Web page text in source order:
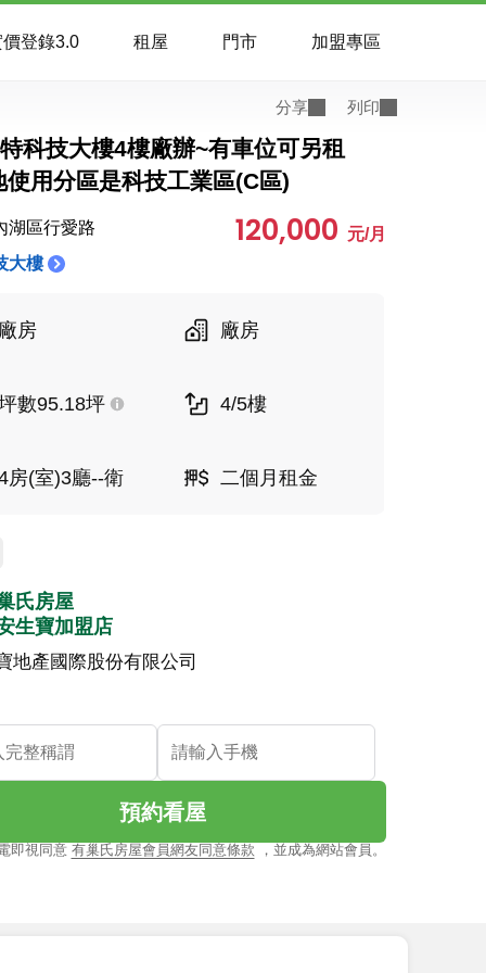
價登錄3.0 租屋 門市 加盟專區
分享 列印
科技大樓4樓廠辦~有車位可另租
使用分區是科技工業區(C區)
湖區行愛路
大樓
120,000 元/月
房 廠房
數95.18坪 4/5樓
房(室)3廳--衛 二個月租金
氏房屋
生寶加盟店
地產國際股份有限公司
預約看屋
即視同意 有巢氏房屋會員網友同意條款 ，並成為網站會員。